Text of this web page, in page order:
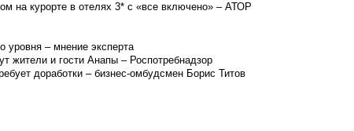
на курорте в отелях 3* с «все включено» – АТОР
уровня – мнение эксперта
жители и гости Анапы – Роспотребнадзор
доработки – бизнес-омбудсмен Борис Титов